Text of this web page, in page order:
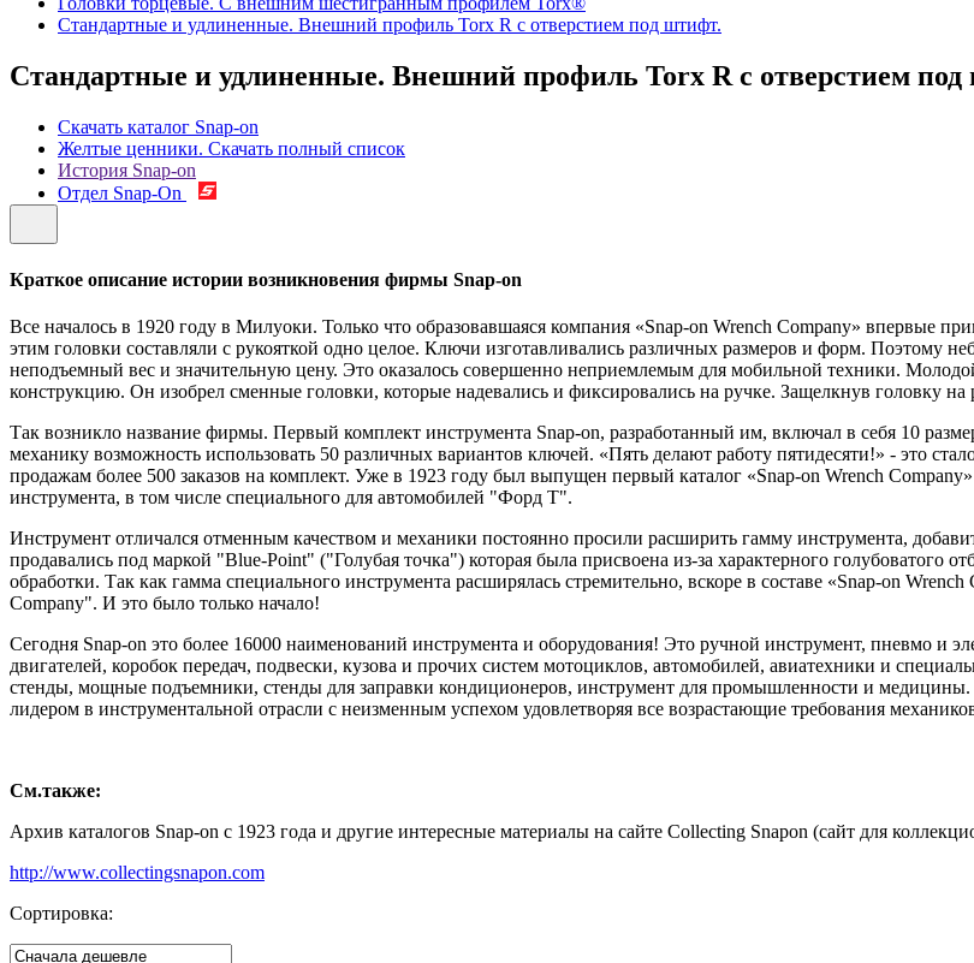
Стандартные и удлиненные. Внешний профиль Torx R с отверстием под штифт.
Стандартные и удлиненные. Внешний профиль Torx R с отверстием
Скачать каталог Snap-on
Желтые ценники. Скачать полный список
История Snap-on
Отдел Snap-On
Краткое описание истории возникновения фирмы Snap-on
Все началось в 1920 году в Милуоки. Только что образовавшаяся компания «Snap-on Wrench Company» впервые
этим головки составляли с рукояткой одно целое. Ключи изготавливались различных размеров и форм. Поэтому
неподъемный вес и значительную цену. Это оказалось совершенно неприемлемым для мобильной техники.
конструкцию. Он изобрел сменные головки, которые надевались и фиксировались на ручке. Защелкнув головку
Так возникло название фирмы. Первый комплект инструмента Snap-on, разработанный им, включал в себя 10
механику возможность использовать 50 различных вариантов ключей. «Пять делают работу пятидесяти!» - это
продажам более 500 заказов на комплект. Уже в 1923 году был выпущен первый каталог «Snap-on Wrench
инструмента, в том числе специального для автомобилей "Форд Т".
Инструмент отличался отменным качеством и механики постоянно просили расширить гамму инструмента,
продавались под маркой "Blue-Point" ("Голубая точка") которая была присвоена из-за характерного голубоватого
обработки. Так как гамма специального инструмента расширялась стремительно, вскоре в составе «Snap-on
Company". И это было только начало!
Сегодня Snap-on это более 16000 наименований инструмента и оборудования! Это ручной инструмент, пневмо и
двигателей, коробок передач, подвески, кузова и прочих систем мотоциклов, автомобилей, авиатехники и
стенды, мощные подъемники, стенды для заправки кондиционеров, инструмент для промышленности и медицины.
лидером в инструментальной отрасли с неизменным успехом удовлетворяя все возрастающие требования
См.также:
Архив каталогов Snap-on с 1923 года и другие интересные материалы на сайте Collecting Snapon (сайт для
http://www.collectingsnapon.com
Сортировка: